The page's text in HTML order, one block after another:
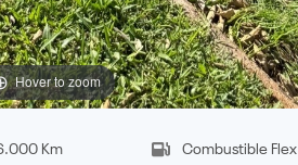
Hover to zoom
Km Combustible Flex